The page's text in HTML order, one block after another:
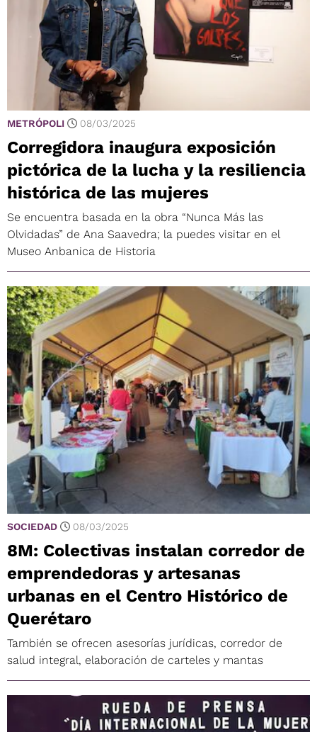
METRÓPOLI 08/03/2025
Corregidora inaugura exposición
pictórica de la lucha y la resiliencia
histórica de las mujeres
Se encuentra basada en la obra “Nunca Más las
Olvidadas” de Ana Saavedra; la puedes visitar en el
Museo Anbanica de Historia
SOCIEDAD 08/03/2025
8M: Colectivas instalan corredor de
emprendedoras y artesanas
urbanas en el Centro Histórico de
Querétaro
También se ofrecen asesorías jurídicas, corredor de
salud integral, elaboración de carteles y mantas